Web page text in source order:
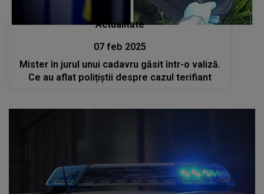
Actualitate
07 feb 2025
Mister în jurul unui cadavru găsit într-o valiză.
Ce au aflat polițiștii despre cazul terifiant